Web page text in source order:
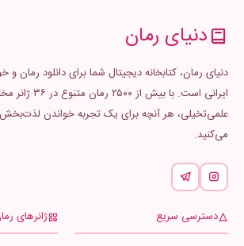
دنیای رمان
دنیای رمان، کتابخانه دیجیتال شما برای دانلود رمان و
ایرانی است. با بیش
علمی‌تخیلی، هر آنچه برای یک تجربه خواندن لذت‌بخش
می‌کنید.
دسترسی سریع ژانرهای